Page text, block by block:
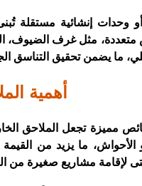
وحدات إنشائية مستقلة
متعددة، مثل غرف الضيوف،
ما يضمن تحقيق التناسق
أهمية
مميزة تجعل الملاحق
الأحواش، ما يزيد من
حتى لإقامة مشاريع صغيرة من